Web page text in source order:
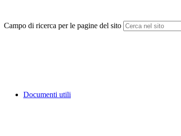
Campo di ricerca per le pagine del sito
Documenti utili